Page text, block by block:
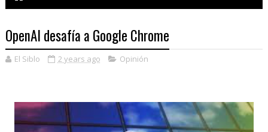
OpenAI desafía a Google Chrome
El Siblo 2 years ago Opinión